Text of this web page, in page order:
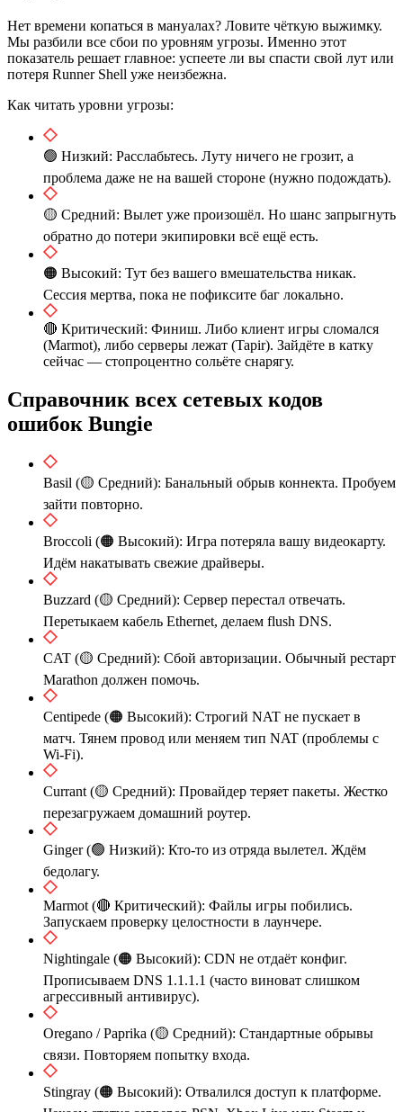
Нет времени копаться в мануалах? Ловите чёткую выжимку.
Мы разбили все сбои по уровням угрозы. Именно этот
показатель решает главное: успеете ли вы спасти свой лут или
потеря Runner Shell уже неизбежна.
Как читать уровни угрозы:
🟢 Низкий: Расслабьтесь. Луту ничего не грозит, а
проблема даже не на вашей стороне (нужно подождать).
🟡 Средний: Вылет уже произошёл. Но шанс запрыгнуть
обратно до потери экипировки всё ещё есть.
🟠 Высокий: Тут без вашего вмешательства никак.
Сессия мертва, пока не пофиксите баг локально.
🔴 Критический: Финиш. Либо клиент игры сломался
(Marmot), либо серверы лежат (Tapir). Зайдёте в катку
сейчас — стопроцентно сольёте снарягу.
Справочник всех сетевых кодов
ошибок Bungie
Basil (🟡 Средний): Банальный обрыв коннекта. Пробуем
зайти повторно.
Broccoli (🟠 Высокий): Игра потеряла вашу видеокарту.
Идём накатывать свежие драйверы.
Buzzard (🟡 Средний): Сервер перестал отвечать.
Перетыкаем кабель Ethernet, делаем flush DNS.
CAT (🟡 Средний): Сбой авторизации. Обычный рестарт
Marathon должен помочь.
Centipede (🟠 Высокий): Строгий NAT не пускает в
матч. Тянем провод или меняем тип NAT (проблемы с
Wi-Fi).
Currant (🟡 Средний): Провайдер теряет пакеты. Жестко
перезагружаем домашний роутер.
Ginger (🟢 Низкий): Кто-то из отряда вылетел. Ждём
бедолагу.
Marmot (🔴 Критический): Файлы игры побились.
Запускаем проверку целостности в лаунчере.
Nightingale (🟠 Высокий): CDN не отдаёт конфиг.
Прописываем DNS 1.1.1.1 (часто виноват слишком
агрессивный антивирус).
Oregano / Paprika (🟡 Средний): Стандартные обрывы
связи. Повторяем попытку входа.
Stingray (🟠 Высокий): Отвалился доступ к платформе.